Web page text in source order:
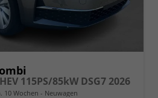
115PS/85kW DSG7 2026
10 Wochen Neuwagen